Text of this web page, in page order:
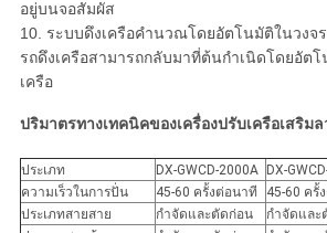
อยู่บนจอสัมผัส
10. ระบบดึงเครือคํานวณโดยอัตโนมัติในวงจ
รถดึงเครือสามารถกลับมาที่ต้นกําเนิดโดยอัต
เครือ
ปริมาตรทางเทคนิคของเครื่องปรับเครือเสริม
ประเภท DX-GWCD-2000A
DX-
ความเร็วในการปั่น
45-60 ครั้งต่อนาที
45-60 ครั้
ประเภทสายสาย
กําจัดและตัดก่อน
กําจัดและ